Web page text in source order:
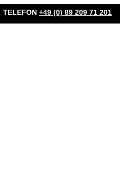
TELEFON +49 (0) 89 209 71 201